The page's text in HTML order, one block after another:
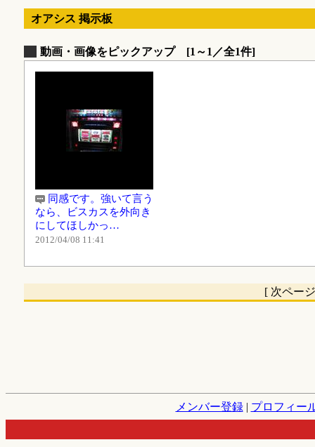
オアシス 掲示板
動画・画像をピックアップ [1～1／全1件]
同感です。強いて言う
なら、ビスカスを外向き
にしてほしかっ…
2012/04/08 11:41
[ 次ペ
メンバー登録| プロフィー